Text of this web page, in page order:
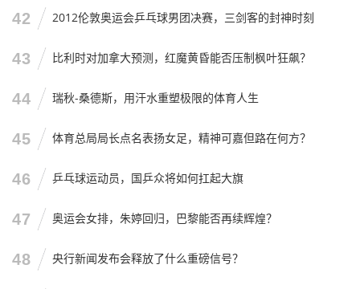
42 2012伦敦奥运会乒乓球男团决赛，三剑客的封神时刻
43 比利时对加拿大预测，红魔黄昏能否压制枫叶狂飙？
44 瑞秋-桑德斯，用汗水重塑极限的体育人生
45 体育总局局长点名表扬女足，精神可嘉但路在何方？
46 乒乓球运动员，国乒众将如何扛起大旗
47 奥运会女排，朱婷回归，巴黎能否再续辉煌？
48 央行新闻发布会释放了什么重磅信号？